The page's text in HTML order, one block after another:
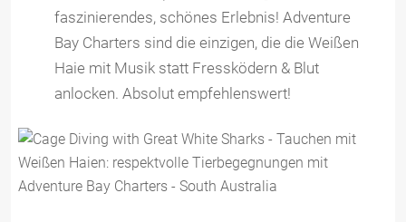
faszinierendes, schönes Erlebnis! Adventure
Bay Charters sind die einzigen, die die Weißen
Haie mit Musik statt Fressködern & Blut
anlocken. Absolut empfehlenswert!